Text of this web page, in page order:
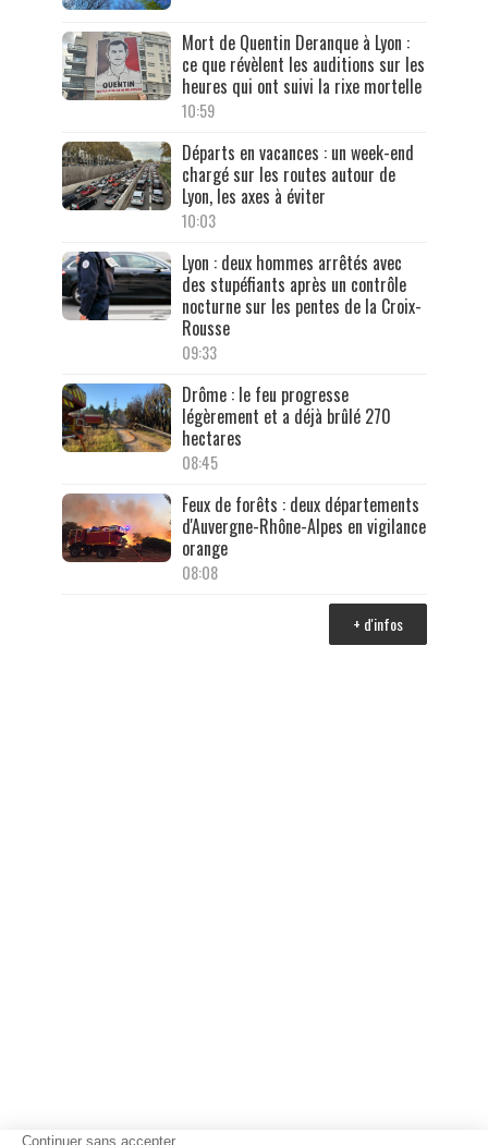
Mort de Quentin Deranque à Lyon :
ce que révèlent les auditions sur les
heures qui ont suivi la rixe mortelle
10:59
Départs en vacances : un week-end
chargé sur les routes autour de
Lyon, les axes à éviter
10:03
Lyon : deux hommes arrêtés avec
des stupéfiants après un contrôle
nocturne sur les pentes de la Croix-
Rousse
09:33
Drôme : le feu progresse
légèrement et a déjà brûlé 270
hectares
08:45
Feux de forêts : deux départements
d'Auvergne-Rhône-Alpes en vigilance
orange
08:08
+ d'infos